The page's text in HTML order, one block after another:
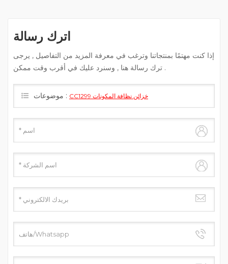
اترك رسالة
إذا كنت مهتمًا بمنتجاتنا وترغب في معرفة المزيد من التفاصيل , يرجى
ترك رسالة هنا , وسنرد عليك في أقرب وقت ممكن .
موضوعات : CC1299 خزائن نظافة المكونات